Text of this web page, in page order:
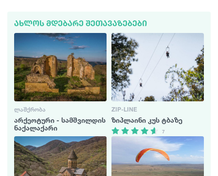
ᲐᲮᲚᲝᲡ ᲛᲓᲔᲑᲐᲠᲔ ᲨᲔᲗᲐᲕᲐᲖᲔᲑᲔᲑᲘ
ᲚᲐᲨᲥᲠᲝᲑᲐ
არქეოტური - სამშვილდის
ნაქალაქარი
ZIP-LINE
ზიპლაინი კუს ტბაზე
7